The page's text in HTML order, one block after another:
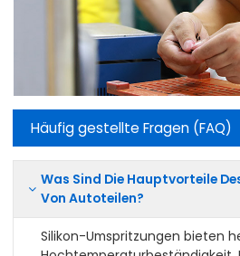
Häufig gestellte Fragen (FAQ)
Was Sind Die Hauptvorteile
Von Autoteilen?
Silikon-Umspritzungen bieten